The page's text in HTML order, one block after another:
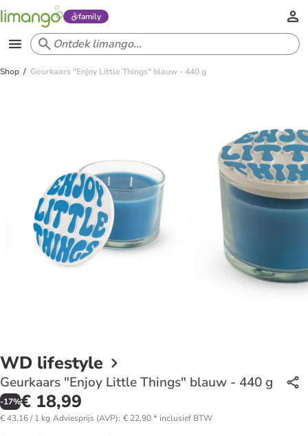
family
Shop Geurkaars "Enjoy Little Things" blauw - 440 g
WD lifestyle
Geurkaars "Enjoy Little Things" blauw - 440 g
-17%€ 18,99
€ 43,16 / 1 kg Adviesprijs (AVP): € 22,90* inclusief BTW